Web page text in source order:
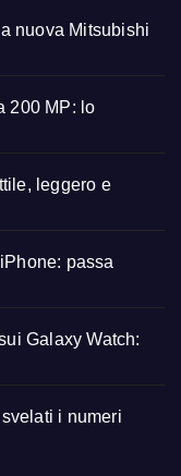
nuova Mitsubishi
200 MP: lo
leggero e
passa
Galaxy Watch:
i numeri